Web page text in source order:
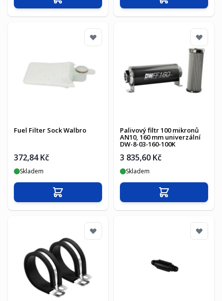
Přidat do košíku Přidat do košíku
Fuel Filter Sock Walbro
372,84 Kč
Skladem
Přidat do košíku
Palivový filtr 100 mikronů
AN10, 160 mm univerzální
DW-8-03-160-100K
3 835,60 Kč
Skladem
Přidat do košíku